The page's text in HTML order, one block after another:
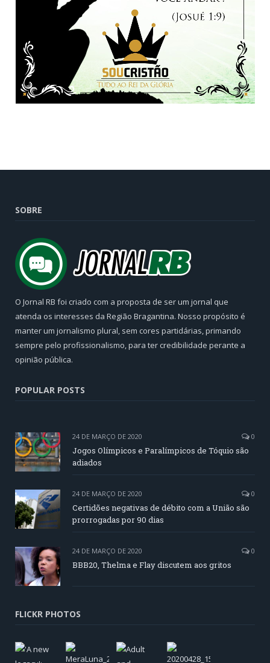
SOBRE
O Jornal RB foi criado com a proposta de ser um jornal que
atenda os interesses da Região Bragantina. Nosso propósito é
manter um jornalismo plural, sem cores partidárias, primando
sempre pelo profissionalismo, para ter credibilidade perante a
opinião pública.
POPULAR POSTS
24 DE MARÇO DE 2020 0
Jogos Olímpicos e Paralímpicos de Tóquio são
adiados
24 DE MARÇO DE 2020 0
Certidões negativas de débito com a União são
prorrogadas por 90 dias
24 DE MARÇO DE 2020 0
BBB20, Thelma e Flay discutem aos gritos
FLICKR PHOTOS